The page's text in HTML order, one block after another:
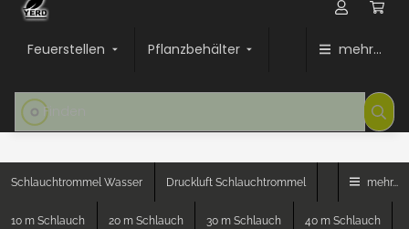
Feuerstellen Pflanzbehälter mehr...
Schlauchtrommel Wasser Druckluft Schlauchtrommel mehr...
10 m Schlauch 20 m Schlauch 30 m Schlauch 40 m Schlauch